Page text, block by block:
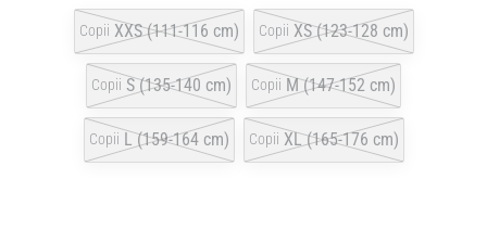
Copii XXS (111-116 cm) Copii XS (123-128 cm)
Copii S (135-140 cm) Copii M (147-152 cm)
Copii L (159-164 cm) Copii XL (165-176 cm)